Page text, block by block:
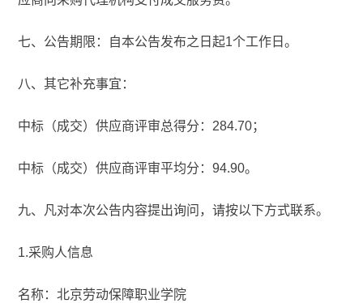
七、公告期限：自本公告发布之日起1个工作日。
八、其它补充事宜：
中标（成交）供应商评审总得分：284.70；
中标（成交）供应商评审平均分：94.90。
九、凡对本次公告内容提出询问，请按以下方式联系。
1.采购人信息
名称：北京劳动保障职业学院